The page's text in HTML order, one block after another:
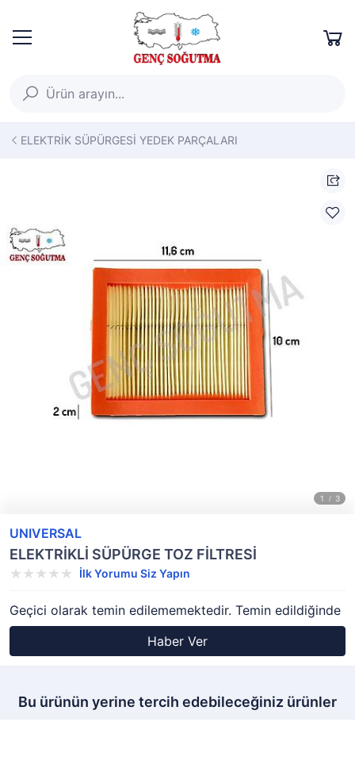
ELEKTRİK SÜPÜRGESİ YEDEK PARÇALARI
UNIVERSAL
ELEKTRİKLİ SÜPÜRGE TOZ FİLTRESİ
İlk Yorumu Siz Yapın
Geçici olarak temin edilememektedir. Temin edildiğinde
Haber Ver
Bu ürünün yerine tercih edebileceğiniz ürünler